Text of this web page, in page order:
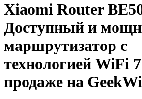
Xiaomi Router
Доступный и
маршрутизатор с
технологией WiFi
продаже на